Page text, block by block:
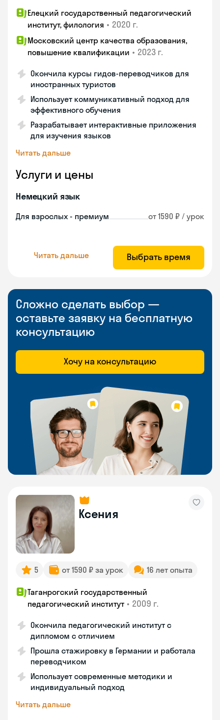
Елецкий государственный педагогический
институт, филология • 2020 г.
Московский центр качества образования,
повышение квалификации • 2023 г.
Окончила курсы гидов-переводчиков для
иностранных туристов
Использует коммуникативный подход для
эффективного обучения
Разрабатывает интерактивные приложения
для изучения языков
Читать дальше
Услуги и цены
Немецкий язык
Для взрослых - премиум от 1590 ₽ / урок
Читать дальше Выбрать время
Сложно сделать выбор —
оставьте заявку на бесплатную
консультацию
Хочу на консультацию
Ксения
5 от 1590 ₽ за урок 16 лет опыта
Таганрогский государственный
педагогический институт • 2009 г.
Окончила педагогический институт с
дипломом с отличием
Прошла стажировку в Германии и работала
переводчиком
Использует современные методики и
индивидуальный подход
Читать дальше